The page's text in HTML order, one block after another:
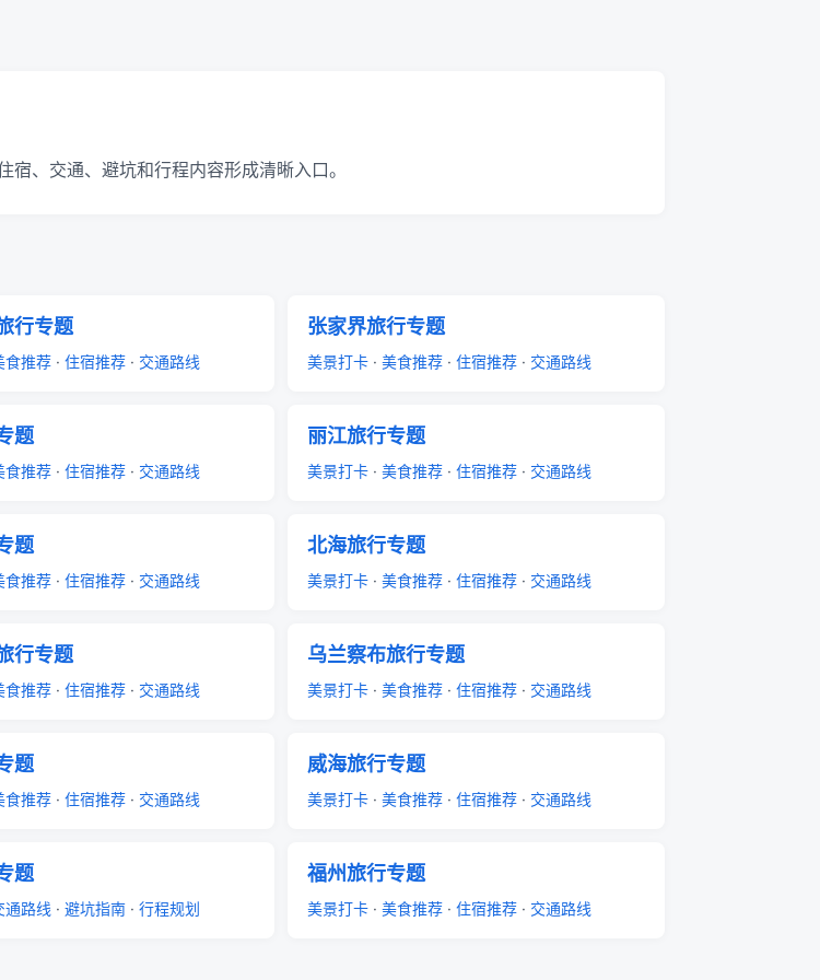
、交通、避坑和行程内容形成清晰入口。
行专题
食推荐 ·住宿推荐 · 交通路线
张家界旅行专题
美景打卡· 美食推荐· 住宿推荐· 交通路线
题
食推荐 ·住宿推荐 · 交通路线
丽江旅行专题
美景打卡· 美食推荐· 住宿推荐· 交通路线
题
食推荐 ·住宿推荐 · 交通路线
北海旅行专题
美景打卡· 美食推荐· 住宿推荐· 交通路线
行专题
食推荐 ·住宿推荐 · 交通路线
乌兰察布旅行专题
美景打卡· 美食推荐· 住宿推荐· 交通路线
题
食推荐 ·住宿推荐 · 交通路线
威海旅行专题
美景打卡· 美食推荐· 住宿推荐· 交通路线
题
通路线 ·避坑指南 ·行程规划
福州旅行专题
美景打卡· 美食推荐· 住宿推荐· 交通路线